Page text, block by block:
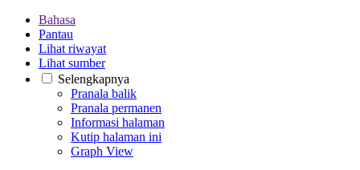
Bahasa
Pantau
Lihat riwayat
Lihat sumber
Selengkapnya
Pranala balik
Pranala permanen
Informasi halaman
Kutip halaman ini
Graph View